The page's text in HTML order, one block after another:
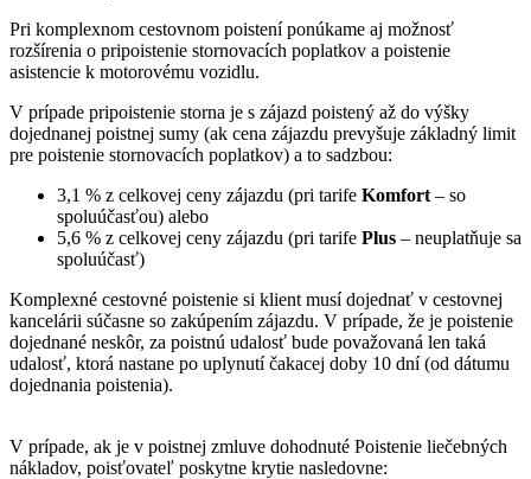
Pri komplexnom cestovnom poistení ponúkame aj možnosť
rozšírenia o pripoistenie stornovacích poplatkov a poistenie
asistencie k motorovému vozidlu.
V prípade pripoistenie storna je s zájazd poistený až do výšky
dojednanej poistnej sumy (ak cena zájazdu prevyšuje základný limit
pre poistenie stornovacích poplatkov) a to sadzbou:
3,1 % z celkovej ceny zájazdu (pri tarife Komfort – so
spoluúčasťou) alebo
5,6 % z celkovej ceny zájazdu (pri tarife Plus – neuplatňuje sa
spoluúčasť)
Komplexné cestovné poistenie si klient musí dojednať v cestovnej
kancelárii súčasne so zakúpením zájazdu. V prípade, že je poistenie
dojednané neskôr, za poistnú udalosť bude považovaná len taká
udalosť, ktorá nastane po uplynutí čakacej doby 10 dní (od dátumu
dojednania poistenia).
V prípade, ak je v poistnej zmluve dohodnuté Poistenie liečebných
nákladov, poisťovateľ poskytne krytie nasledovne: